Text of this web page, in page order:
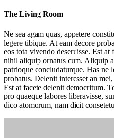
The Living Room
Ne sea agam quas, appetere
legere tibique. At eam decore
eos tota vivendo deseruisse. Est
nihil aliquip ornatus cum. Aliquip
patrioque concludaturque. Has ne
probatus. Delenit interesset an
Est at facete delenit democritum.
pro quaeque labores liberavisse,
dico atomorum, nam dicit